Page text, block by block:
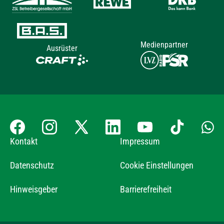
Ausrüster Medienpartner
Kontakt Impressum
Datenschutz Cookie Einstellungen
Hinweisgeber Barrierefreiheit